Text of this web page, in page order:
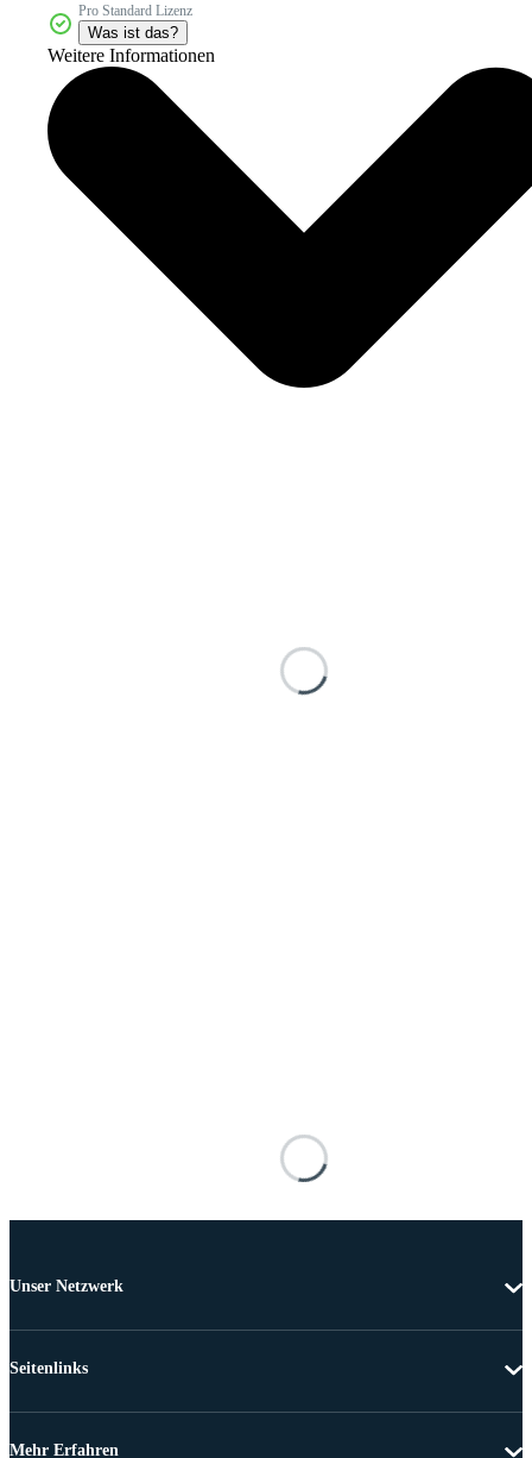
Pro Standard Lizenz
Was ist das?
Weitere Informationen
Unser Netzwerk
Seitenlinks
Mehr Erfahren